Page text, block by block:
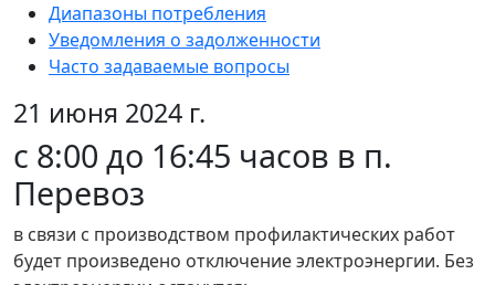
Диапазоны потребления
Уведомления о задолженности
Часто задаваемые вопросы
21 июня 2024 г.
с 8:00 до 16:45 часов в п.
Перевоз
в связи с производством профилактических работ
будет произведено отключение электроэнергии. Без